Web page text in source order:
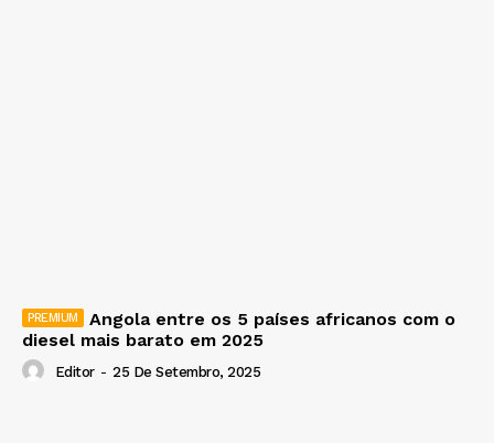
Angola entre os 5 países africanos com o
diesel mais barato em 2025
Editor - 25 De Setembro, 2025